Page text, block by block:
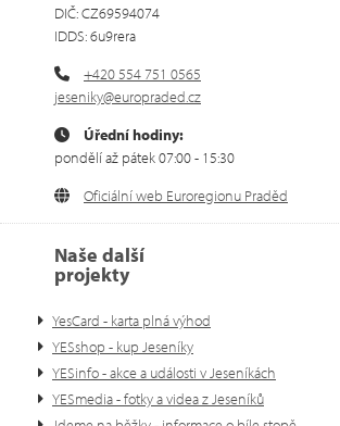
DIČ: CZ69594074
IDDS: 6u9rera
+420 554 751 0565
jeseniky@europraded.cz
Úřední hodiny:
pondělí až pátek 07:00 - 15:30
Oficiální web Euroregionu Praděd
Naše další
projekty
YesCard - karta plná výhod
YESshop - kup Jeseníky
YESinfo - akce a události v Jeseníkách
YESmedia - fotky a videa z Jeseníků